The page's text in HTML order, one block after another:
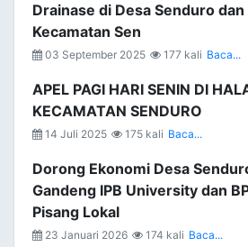
Drainase di Desa Senduro
Kecamatan Sen
03 September 2025 177 kali Baca...
APEL PAGI HARI SENIN DI
KECAMATAN SENDURO
14 Juli 2025 175 kali Baca...
Dorong Ekonomi Desa
Gandeng IPB University dan
Pisang Lokal
23 Januari 2026 174 kali Baca...